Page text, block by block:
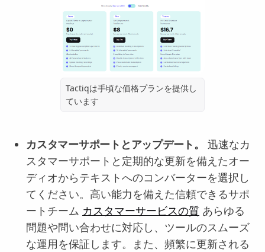
Tactiqは手頃な価格プランを提供し
ています
カスタマーサポートとアップデート。 迅速なカ
スタマーサポートと定期的な更新を備えたオー
ディオからテキストへのコンバーターを選択し
てください。高い能力を備えた信頼できるサポ
ートチーム カスタマーサービスの質 あらゆる
問題や問い合わせに対応し、ツールのスムーズ
な運用を保証します。また、頻繁に更新される